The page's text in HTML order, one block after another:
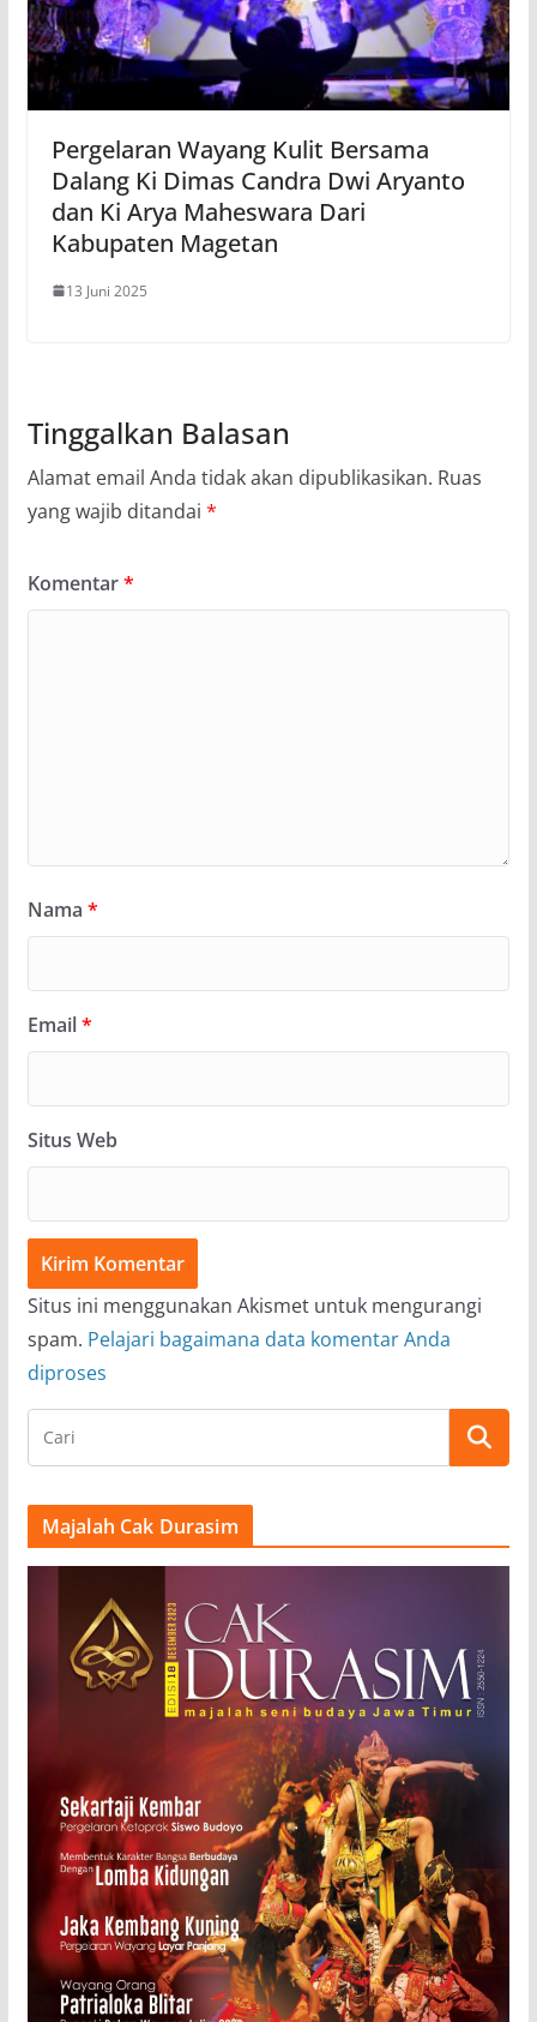
Pergelaran Wayang Kulit Bersama
Dalang Ki Dimas Candra Dwi Aryanto
dan Ki Arya Maheswara Dari
Kabupaten Magetan
13 Juni 2025
Tinggalkan Balasan
Alamat email Anda tidak akan dipublikasikan. Ruas
yang wajib ditandai *
Komentar*
Nama *
Email*
Situs Web
Situs ini menggunakan Akismet untuk mengurangi
spam. Pelajari bagaimana data komentar Anda
diproses
Majalah Cak Durasim